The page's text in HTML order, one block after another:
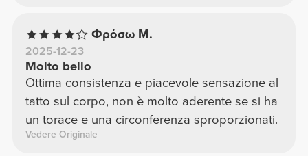
Φρόσω Μ.
2025-12-23
Molto bello
Ottima consistenza e piacevole sensazione al
tatto sul corpo, non è molto aderente se si ha
un torace e una circonferenza sproporzionati.
Vedere Originale